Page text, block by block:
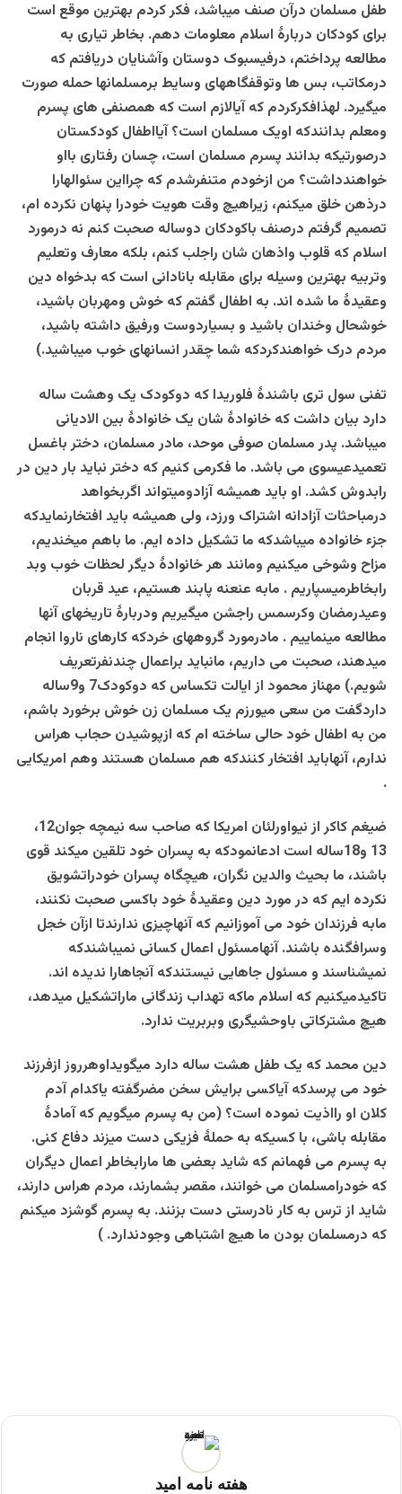
طفل مسلمان درآن صنف میباشد، فکر کردم بهترین موقع است
برای کودکان دربارۀ اسلام معلومات دهم. بخاطر تیاری به
مطالعه پرداختم، درفیسبوک دوستان وآشنایان دریافتم که
درمکاتب، بس ها وتوقفگاههای وسایط برمسلمانها حمله صورت
میگیرد. لهذافکرکردم که آیالازم است که همصنفی های پسرم
ومعلم بدانندکه اویک مسلمان است؟ آیااطفال کودکستان
درصورتیکه بدانند پسرم مسلمان است، چسان رفتاری بااو
خواهندداشت؟ من ازخودم متنفرشدم که چرااین سئوالهارا
درذهن خلق میکنم، زیراهیچ وقت هویت خودرا پنهان نکرده ام،
تصمیم گرفتم درصنف باکودکان دوساله صحبت کنم نه درمورد
اسلام که قلوب واذهان شان راجلب کنم، بلکه معارف وتعلیم
وتربیه بهترین وسیله برای مقابله بانادانی است که بدخواه دین
وعقیدۀ ما شده اند. به اطفال گفتم که خوش ومهربان باشید،
خوشحال وخندان باشید و بسیاردوست ورفیق داشته باشید،
مردم درک خواهندکردکه شما چقدر انسانهای خوب میباشید.)
تفنی سول تری باشندۀ فلوریدا که دوکودک یک وهشت ساله
دارد بیان داشت که خانوادۀ شان یک خانوادۀ بین الادیانی
میباشد. پدر مسلمان صوفی موحد، مادر مسلمان، دختر باغسل
تعمیدعیسوی می باشد. ما فکرمی کنیم که دختر نباید بار دین در
رابدوش کشد. او باید همیشه آزادومیتواند اگربخواهد
درمباحثات آزادانه اشتراک ورزد، ولی همیشه باید افتخارنمایدکه
جزء خانواده میباشدکه ما تشکیل داده ایم. ما باهم میخندیم،
مزاح وشوخی میکنیم ومانند هر خانوادۀ دیگر لحظات خوب وبد
رابخاطرمیسپاریم . مابه عنعنه پابند هستیم، عید قربان
وعیدرمضان وکرسمس راجشن میگیریم ودربارۀ تاریخهای آنها
مطالعه مینماییم . مادرمورد گروههای خردکه کارهای ناروا انجام
میدهند، صحبت می داریم، مانباید براعمال چندنفرتعریف
شویم.) مهناز محمود از ایالت تکساس که دوکودک7 و9ساله
داردگفت من سعی میورزم یک مسلمان زن خوش برخورد باشم،
من به اطفال خود حالی ساخته ام که ازپوشیدن حجاب هراس
ندارم، آنهاباید افتخار کنندکه هم مسلمان هستند وهم امریکایی
.
ضیغم کاکر از نیواورلئان امریکا که صاحب سه نیمچه جوان12،
13 و18ساله است ادعانمودکه به پسران خود تلقین میکند قوی
باشند، ما بحیث والدین نگران، هیچگاه پسران خودراتشویق
نکرده ایم که در مورد دین وعقیدۀ خود باکسی صحبت نکنند،
مابه فرزندان خود می آموزانیم که آنهاچیزی ندارندتا ازآن خجل
وسرافگنده باشند. آنهامسئول اعمال کسانی نمیباشندکه
نمیشناسند و مسئول جاهایی نیستندکه آنجاهارا ندیده اند.
تاکیدمیکنیم که اسلام ماکه تهداب زندگانی ماراتشکیل میدهد،
هیچ مشترکاتی باوحشیگری وبربریت ندارد.
دین محمد که یک طفل هشت ساله دارد میگویداوهرروز ازفرزند
خود می پرسدکه آیاکسی برایش سخن مضرگفته یاکدام آدم
کلان او رااذیت نموده است؟ (من به پسرم میگویم که آمادۀ
مقابله باشی، با کسیکه به حملۀ فزیکی دست میزند دفاع کنی.
به پسرم می فهمانم که شاید بعضی ها مارابخاطر اعمال دیگران
که خودرامسلمان می خوانند، مقصر بشمارند، مردم هراس دارند،
شاید از ترس به کار نادرستی دست بزنند. به پسرم گوشزد میکنم
که درمسلمان بودن ما هیچ اشتباهی وجودندارد. )
هفته نامه امید